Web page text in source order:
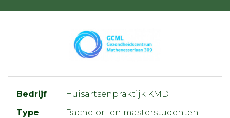
Bedrijf
Huisartsenpraktijk KMD
Type
Bachelor- en masterstudenten